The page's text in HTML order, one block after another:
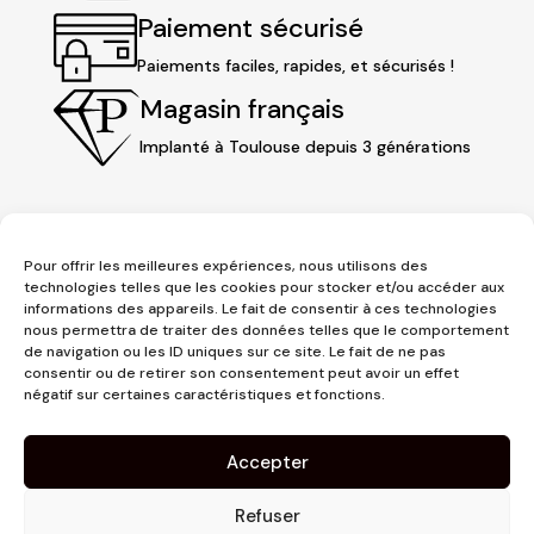
Pour offrir les meilleures expériences, nous utilisons des
technologies telles que les cookies pour stocker et/ou accéder aux
informations des appareils. Le fait de consentir à ces technologies
nous permettra de traiter des données telles que le comportement
de navigation ou les ID uniques sur ce site. Le fait de ne pas
consentir ou de retirer son consentement peut avoir un effet
négatif sur certaines caractéristiques et fonctions.
Accepter
Refuser
Paiement sécurisé
Paiements faciles, rapides, et sécurisés !
Magasin français
Implanté à Toulouse depuis 3 générations
3 place Jeanne d'Arc
31000 Toulouse
contact@pujolmaison.com
05 62 73 70 73